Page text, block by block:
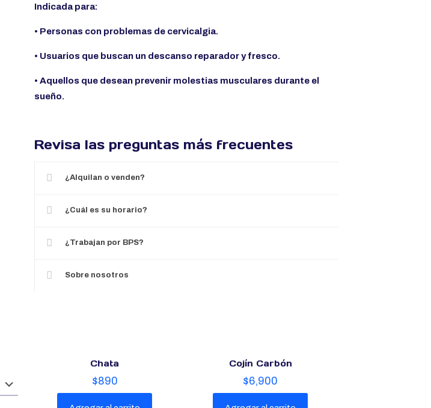
Indicada para:
• Personas con problemas de cervicalgia.
• Usuarios que buscan un descanso reparador y fresco.
• Aquellos que desean prevenir molestias musculares durante el
sueño.
Revisa las preguntas más frecuentes
¿Alquilan o venden?
¿Cuál es su horario?
¿Trabajan por BPS?
Sobre nosotros
Chata
$890
Cojín Carbón
$6,900